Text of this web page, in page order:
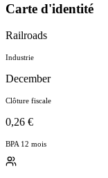
Carte d'identité
Railroads
Industrie
December
Clôture fiscale
0,26 €
BPA 12 mois